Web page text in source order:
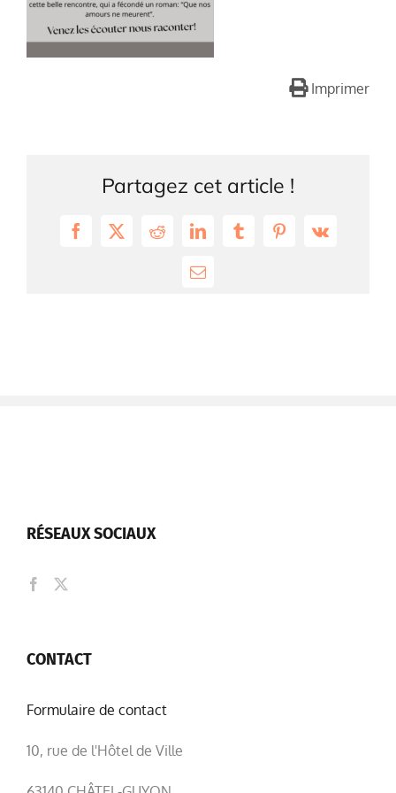
Imprimer
Partagez cet article !
Facebook
X RedditLinkedInTumblrPinterest
Vk
Email
RÉSEAUX SOCIAUX
CONTACT
Formulaire de contact
10, rue de l'Hôtel de Ville